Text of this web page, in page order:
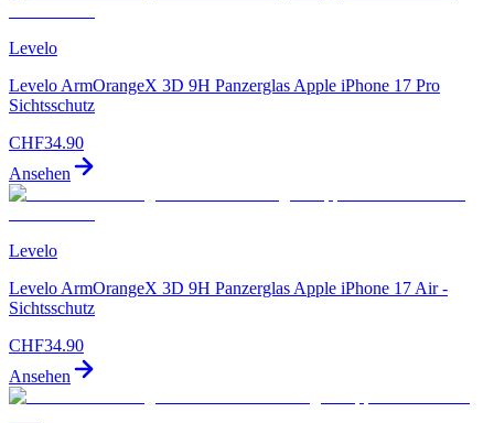
Levelo
Levelo ArmOrangeX 3D 9H Panzerglas Apple iPhone 17 Pro
Sichtsschutz
CHF34.90
Ansehen
Levelo
Levelo ArmOrangeX 3D 9H Panzerglas Apple iPhone 17 Air -
Sichtsschutz
CHF34.90
Ansehen